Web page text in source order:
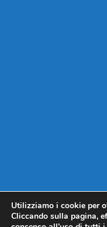
Utilizziamo i cookie per
Cliccando sulla pagina,